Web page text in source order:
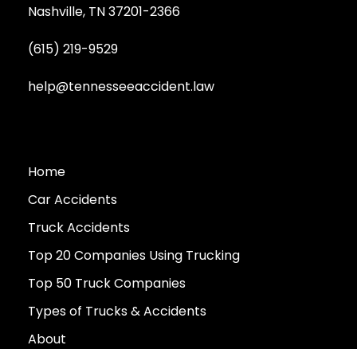
Nashville, TN 37201-2366
(615) 219-9529
help@tennesseeaccident.law
Home
Car Accidents
Truck Accidents
Top 20 Companies Using Trucking
Top 50 Truck Companies
Types of Trucks & Accidents
About